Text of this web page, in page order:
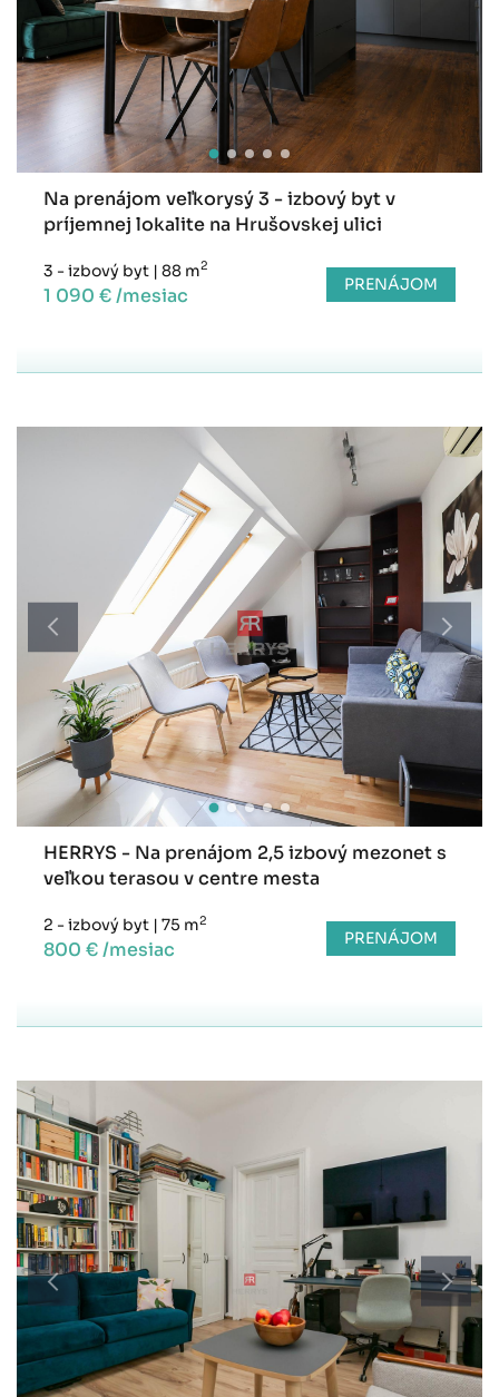
Na prenájom veľkorysý 3 - izbový byt v
príjemnej lokalite na Hrušovskej ulici
3 - izbový byt | 88 m2
1 090 € /mesiac PRENÁJOM
HERRYS - Na prenájom 2,5 izbový mezonet s
veľkou terasou v centre mesta
2 - izbový byt | 75 m2
800 € /mesiac PRENÁJOM